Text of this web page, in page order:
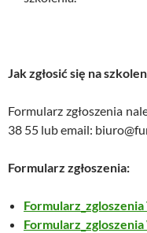
Jak zgłosić się na
Formularz zgłoszenia
38 55 lub email:
Formularz zgłoszenia: